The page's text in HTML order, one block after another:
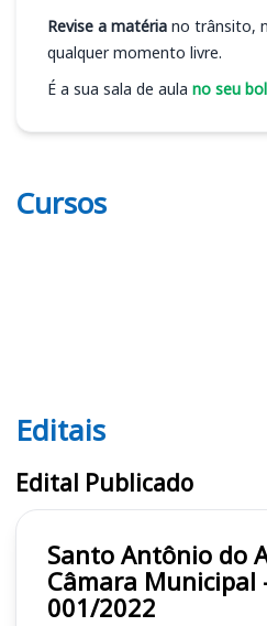
Revise a matéria no trânsito,
qualquer momento livre.
É a sua sala de aula no seu
Cursos
Editais
Editais
Edital Publicado
Santo Antônio do
Câmara Municipal
001/2022